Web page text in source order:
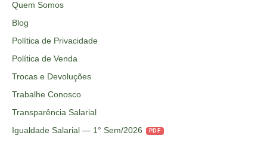
Quem Somos
Blog
Política de Privacidade
Política de Venda
Trocas e Devoluções
Trabalhe Conosco
Transparência Salarial
Igualdade Salarial — 1° Sem/2026
PDF